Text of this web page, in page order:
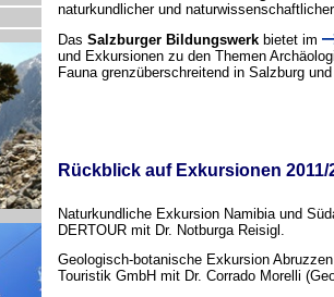
naturkundlicher und naturwissenschaftlicher
Das Salzburger Bildungswerk bietet im
und Exkursionen zu den Themen
Fauna grenzüberschreitend in Salzburg und
Rückblick auf Exkursionen 2011/
Naturkundliche Exkursion Namibia und
DERTOUR mit Dr. Notburga Reisigl.
Geologisch-botanische Exkursion
Touristik GmbH mit Dr. Corrado Morelli